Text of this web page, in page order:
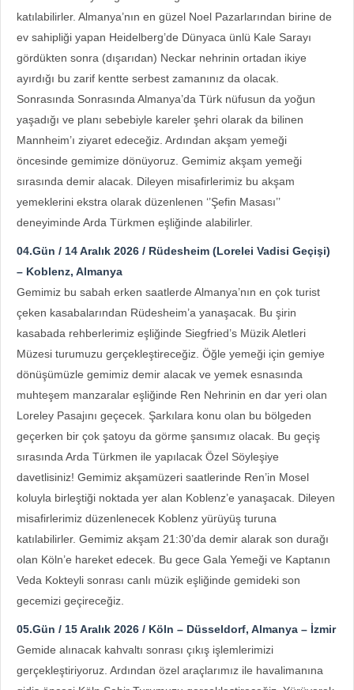
katılabilirler. Almanya’nın en güzel Noel Pazarlarından birine de
ev sahipliği yapan Heidelberg’de Dünyaca ünlü Kale Sarayı
gördükten sonra (dışarıdan) Neckar nehrinin ortadan ikiye
ayırdığı bu zarif kentte serbest zamanınız da olacak.
Sonrasında Sonrasında Almanya’da Türk nüfusun da yoğun
yaşadığı ve planı sebebiyle kareler şehri olarak da bilinen
Mannheim’ı ziyaret edeceğiz. Ardından akşam yemeği
öncesinde gemimize dönüyoruz. Gemimiz akşam yemeği
sırasında demir alacak. Dileyen misafirlerimiz bu akşam
yemeklerini ekstra olarak düzenlenen ‘’Şefin Masası’’
deneyiminde Arda Türkmen eşliğinde alabilirler.
04.Gün / 14 Aralık 2026 / Rüdesheim (Lorelei Vadisi Geçişi)
– Koblenz, Almanya
Gemimiz bu sabah erken saatlerde Almanya’nın en çok turist
çeken kasabalarından Rüdesheim’a yanaşacak. Bu şirin
kasabada rehberlerimiz eşliğinde Siegfried’s Müzik Aletleri
Müzesi turumuzu gerçekleştireceğiz. Öğle yemeği için gemiye
dönüşümüzle gemimiz demir alacak ve yemek esnasında
muhteşem manzaralar eşliğinde Ren Nehrinin en dar yeri olan
Loreley Pasajını geçecek. Şarkılara konu olan bu bölgeden
geçerken bir çok şatoyu da görme şansımız olacak. Bu geçiş
sırasında Arda Türkmen ile yapılacak Özel Söyleşiye
davetlisiniz! Gemimiz akşamüzeri saatlerinde Ren’in Mosel
koluyla birleştiği noktada yer alan Koblenz’e yanaşacak. Dileyen
misafirlerimiz düzenlenecek Koblenz yürüyüş turuna
katılabilirler. Gemimiz akşam 21:30’da demir alarak son durağı
olan Köln’e hareket edecek. Bu gece Gala Yemeği ve Kaptanın
Veda Kokteyli sonrası canlı müzik eşliğinde gemideki son
gecemizi geçireceğiz.
05.Gün / 15 Aralık 2026 / Köln – Düsseldorf, Almanya – İzmir
Gemide alınacak kahvaltı sonrası çıkış işlemlerimizi
gerçekleştiriyoruz. Ardından özel araçlarımız ile havalimanına